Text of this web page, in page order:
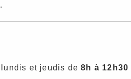
et jeudis de8h à 12h30